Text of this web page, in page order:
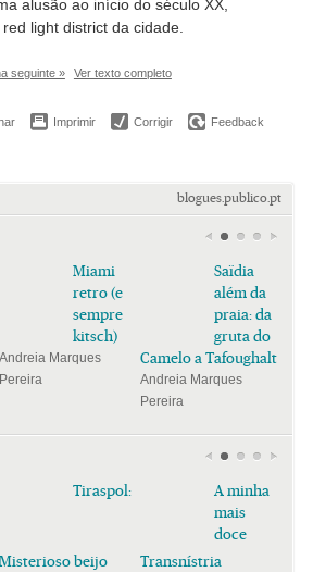
alusão ao início do século XX,
light district da cidade.
seguinte » Ver texto completo
Imprimir Corrigir Feedback
blogues.publico.pt
Miami
retro (e
sempre
kitsch)
Andreia Marques
Pereira
Saïdia
além da
praia: da
gruta do
Camelo a Tafoughalt
Andreia Marques
Pereira
Tiraspol:
Misterioso beijo
A minha
mais
doce
Transnístria